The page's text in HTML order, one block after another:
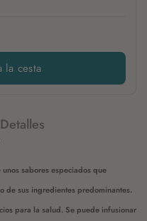
la cesta
Detalles
sabores especiados que
de sus ingredientes predominantes.
para la salud. Se puede infusionar